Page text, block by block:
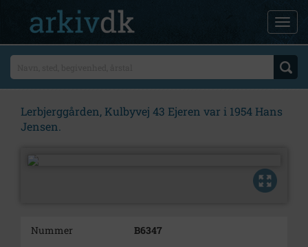
Lerbjerggården, Kulbyvej 43 Ejeren var i 1954 Hans
Jensen.
Nummer
B6347